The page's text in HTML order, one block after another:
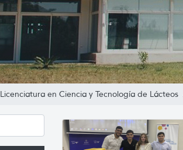
Licenciatura en Ciencia y Tecnología de Lácteos